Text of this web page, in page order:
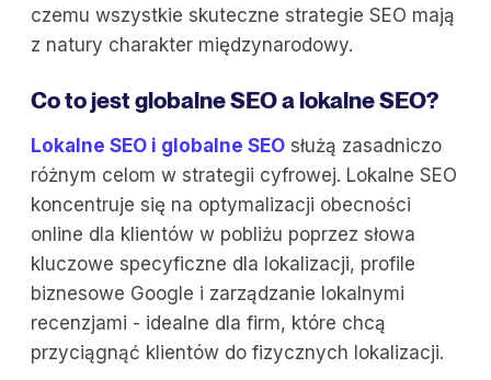
czemu wszystkie skuteczne strategie SEO mają
z natury charakter międzynarodowy.
Co to jest globalne SEO a lokalne SEO?
Lokalne SEO i globalne SEO służą zasadniczo
różnym celom w strategii cyfrowej. Lokalne SEO
koncentruje się na optymalizacji obecności
online dla klientów w pobliżu poprzez słowa
kluczowe specyficzne dla lokalizacji, profile
biznesowe Google i zarządzanie lokalnymi
recenzjami - idealne dla firm, które chcą
przyciągnąć klientów do fizycznych lokalizacji.